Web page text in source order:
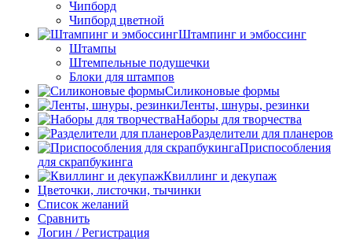
Чипборд
Чипборд цветной
Штампинг и эмбоссинг
Штампы
Штемпельные подушечки
Блоки для штампов
Силиконовые формы
Ленты, шнуры, резинки
Наборы для творчества
Разделители для планеров
Приспособления
для скрапбукинга
Квиллинг и декупаж
Цветочки, листочки, тычинки
Список желаний
Сравнить
Логин / Регистрация